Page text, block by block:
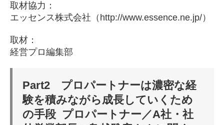
取材協力：
エッセンス株式会社（http://www.essence.ne.jp/）
取材：
経営プロ編集部
Part2 プロパートナーは濃密な経
験を積みながら成長していくため
の手段 プロパートナー／A社・社